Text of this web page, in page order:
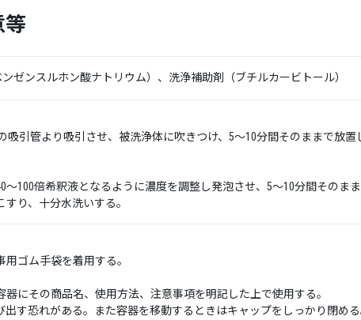
等
ゼンスルホン酸ナトリウム）、洗浄補助剤（ブチルカービトール）
吸引管より吸引させ、被洗浄体に吹きつけ、5～10分間そのままで放置
100倍希釈液となるように濃度を調整し発泡させ、5～10分間そのま
り、十分水洗いする。
ゴム手袋を着用する。
にその商品名、使用方法、注意事項を明記した上で使用する。
す恐れがある。また容器を移動するときはキャップをしっかり閉め